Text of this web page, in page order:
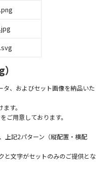
.png
.jpg
.svg
、およびセット画像を納品いた
す。
ご用意しております。
上記2パターン（縦配置・横配
と文字がセットのみのご提供とな